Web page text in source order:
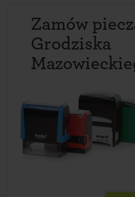
Zamów
Grodziska